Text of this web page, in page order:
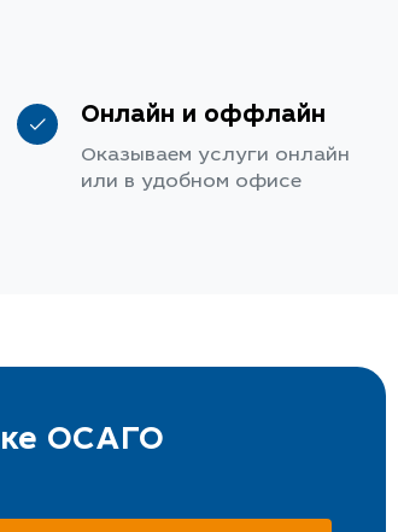
Онлайн и оффлайн
Оказываем услуги онлайн
или в удобном офисе
ОСАГО